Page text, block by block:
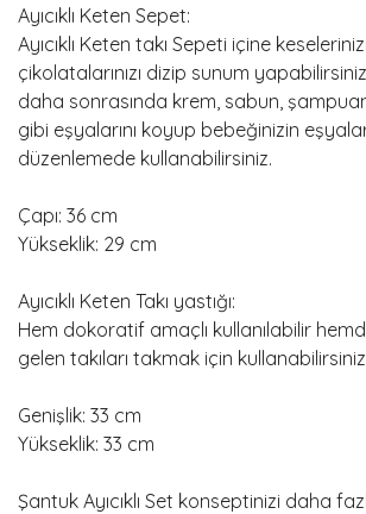
Ayıcıklı Keten Sepet:
Ayıcıklı Keten takı Sepeti içine
çikolatalarınızı dizip sunum yapabilirsiniz,
daha sonrasında krem, sabun,
gibi eşyalarını koyup bebeğinizin
düzenlemede kullanabilirsiniz.
Çapı: 36 cm
Yükseklik: 29 cm
Ayıcıklı Keten Takı yastığı:
Hem dokoratif amaçlı kullanılabilir
gelen takıları takmak için
Genişlik: 33 cm
Yükseklik: 33 cm
Şantuk Ayıcıklı Set konseptinizi daha